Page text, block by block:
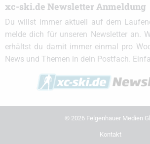
xc-ski.de Newsletter Anmeldung
Du willst immer aktuell auf dem
melde dich für unseren Newsletter an.
erhältst du damit immer einmal pro
News und Themen in dein Postfach.
© 2026 Felgenhauer Medien
Kontakt